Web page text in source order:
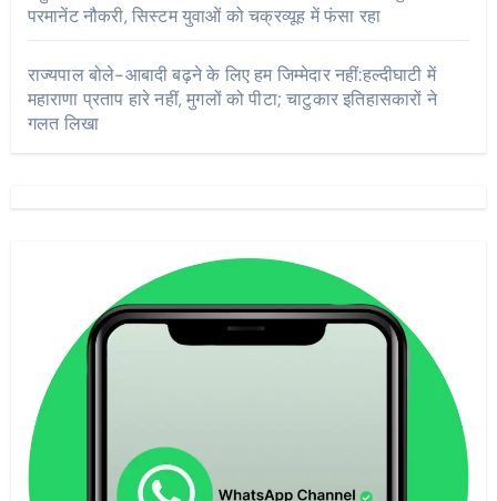
परमानेंट नौकरी, सिस्टम युवाओं को चक्रव्यूह में फंसा रहा
राज्यपाल बोले-आबादी बढ़ने के लिए हम जिम्मेदार नहीं:हल्दीघाटी में
महाराणा प्रताप हारे नहीं, मुगलों को पीटा; चाटुकार इतिहासकारों ने
गलत लिखा